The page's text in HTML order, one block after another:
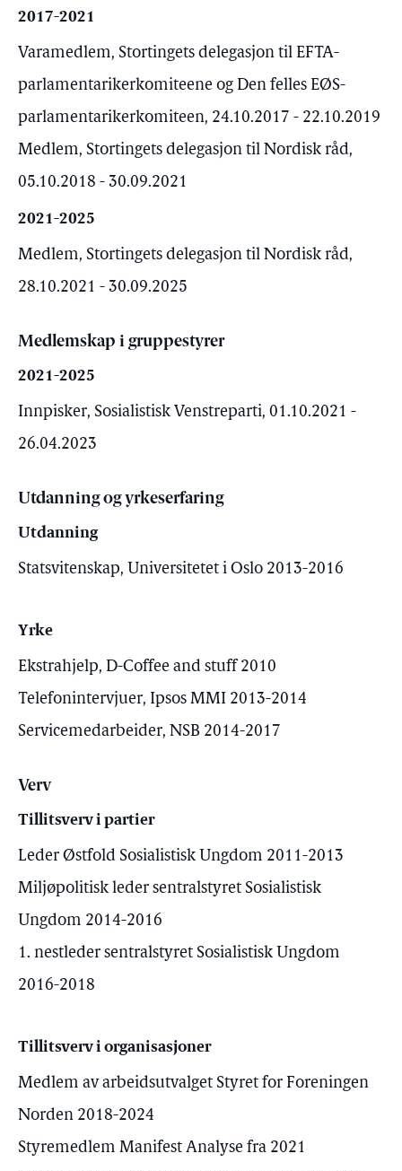
2017-2021
Varamedlem, Stortingets delegasjon til EFTA-
parlamentarikerkomiteene og Den felles EØS-
parlamentarikerkomiteen, 24.10.2017 - 22.10.2019
Medlem, Stortingets delegasjon til Nordisk råd,
05.10.2018 - 30.09.2021
2021-2025
Medlem, Stortingets delegasjon til Nordisk råd,
28.10.2021 - 30.09.2025
Medlemskap i gruppestyrer
2021-2025
Innpisker, Sosialistisk Venstreparti, 01.10.2021 -
26.04.2023
Utdanning og yrkeserfaring
Utdanning
Statsvitenskap, Universitetet i Oslo 2013-2016
Yrke
Ekstrahjelp, D-Coffee and stuff 2010
Telefonintervjuer, Ipsos MMI 2013-2014
Servicemedarbeider, NSB 2014-2017
Verv
Tillitsverv i partier
Leder Østfold Sosialistisk Ungdom 2011-2013
Miljøpolitisk leder sentralstyret Sosialistisk
Ungdom 2014-2016
1. nestleder sentralstyret Sosialistisk Ungdom
2016-2018
Tillitsverv i organisasjoner
Medlem av arbeidsutvalget Styret for Foreningen
Norden 2018-2024
Styremedlem Manifest Analyse fra 2021